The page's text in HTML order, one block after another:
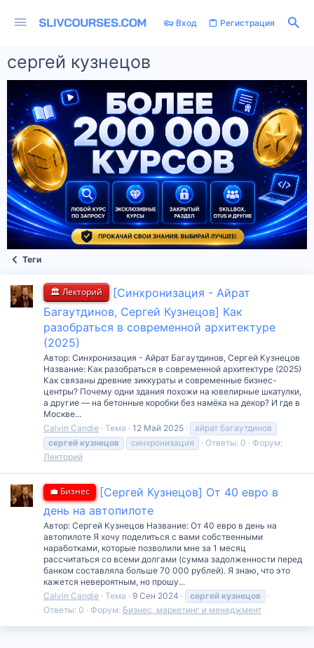
Вход Регистрация
сергей кузнецов
Теги
🏛️ Лекторий
[Синхронизация - Айрат
Багаутдинов, Сергей Кузнецов] Как
разобраться в современной архитектуре
(2025)
Автор: Синхронизация - Айрат Багаутдинов, Сергей Кузнецов
Название: Как разобраться в современной архитектуре (2025)
Как связаны древние зиккураты и современные бизнес-
центры? Почему одни здания похожи на ювелирные шкатулки,
а другие — на бетонные коробки без намёка на декор? И где в
Москве...
Calvin Candie Тема 12 Май 2025
айрат багаутдинов
сергей кузнецов синхронизация Ответы: 0
Форум:
Лекторий
💼 Бизнес
[Сергей Кузнецов] От 40 евро в
день на автопилоте
Автор: Сергей Кузнецов Название: От 40 евро в день на
автопилоте Я хочу поделиться с вами собственными
наработками, которые позволили мне за 1 месяц
рассчитаться со всеми долгами (сумма задолженности перед
банком составляла больше 70 000 рублей). Я знаю, что это
кажется невероятным, но прошу...
Calvin Candie Тема 9 Сен 2024 сергей кузнецов
Ответы: 0
Форум: Бизнес, маркетинг и менеджмент